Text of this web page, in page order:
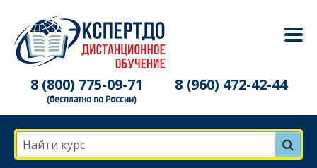
8 (800) 775-09-71
(бесплатно по России)
8 (960) 472-42-44
Найти курс